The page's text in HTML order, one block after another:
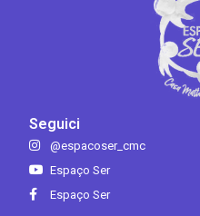
Seguici
@espacoser_cmc
Espaço Ser
Espaço Ser